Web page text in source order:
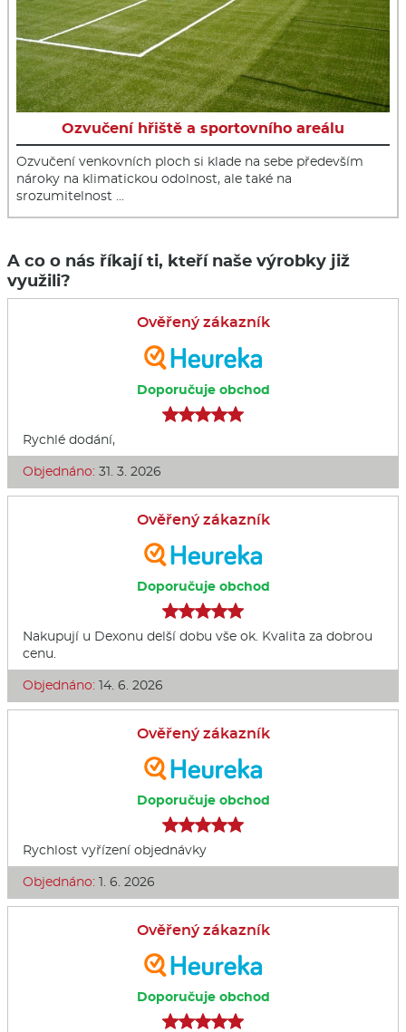
Ozvučení hřiště a sportovního areálu
Ozvučení venkovních ploch si klade na sebe především
nároky na klimatickou odolnost, ale také na
srozumitelnost …
A co o nás říkají ti, kteří naše výrobky již
využili?
Ověřený zákazník
Doporučuje obchod
Rychlé dodání,
Objednáno: 31. 3. 2026
Ověřený zákazník
Doporučuje obchod
Nakupují u Dexonu delší dobu vše ok. Kvalita za dobrou
cenu.
Objednáno: 14. 6. 2026
Ověřený zákazník
Doporučuje obchod
Rychlost vyřízení objednávky
Objednáno: 1. 6. 2026
Ověřený zákazník
Doporučuje obchod